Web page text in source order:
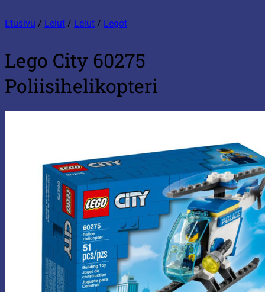
Etusivu / Lelut / Lelut / Legot
Lego City 60275
Poliisihelikopteri